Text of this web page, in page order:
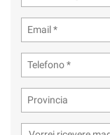
momento.